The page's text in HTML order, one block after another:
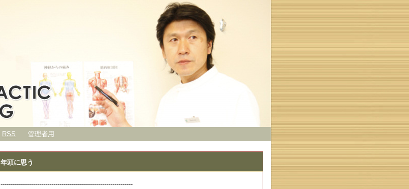
RSS 管理者用
年頭に思う
-----------------------------------------------------------------